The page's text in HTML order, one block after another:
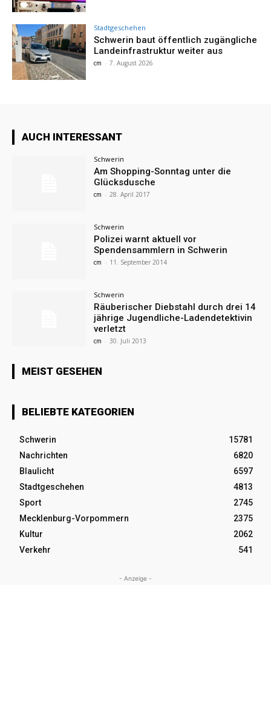
Stadtgeschehen
Schwerin baut öffentlich zugängliche
Landeinfrastruktur weiter aus
cm - 7. August 2026
AUCH INTERESSANT
Schwerin
Am Shopping-Sonntag unter die
Glücksdusche
cm - 28. April 2017
Schwerin
Polizei warnt aktuell vor
Spendensammlern in Schwerin
cm - 11. September 2014
Schwerin
Räuberischer Diebstahl durch drei 14
jährige Jugendliche-Ladendetektivin
verletzt
cm - 30. Juli 2013
MEIST GESEHEN
BELIEBTE KATEGORIEN
Schwerin
15781
Nachrichten
6820
Blaulicht
6597
Stadtgeschehen
4813
Sport
2745
Mecklenburg-Vorpommern
2375
Kultur
2062
Verkehr
541
- Anzeige -